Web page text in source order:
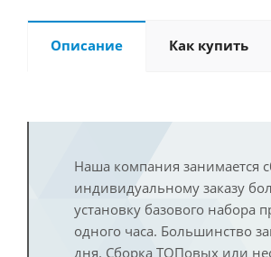
Описание Как купить
Наша компания занимается
индивидуальному заказу
установку базового набора
одного часа. Большинство
дня. Сборка ТОПовых или